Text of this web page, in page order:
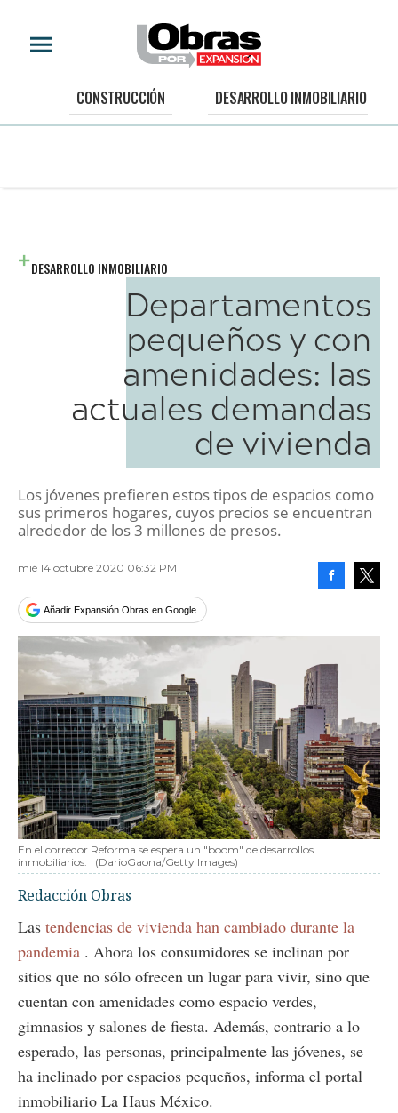
CONSTRUCCIÓN DESARROLLO INMOBILIARIO
DESARROLLO INMOBILIARIO
Departamentos
pequeños y con
amenidades: las
actuales demandas
de vivienda
Los jóvenes prefieren estos tipos de espacios como
sus primeros hogares, cuyos precios se encuentran
alrededor de los 3 millones de presos.
mié 14 octubre 2020 06:32 PM
Añadir Expansión Obras en Google
En el corredor Reforma se espera un "boom" de desarrollos
inmobiliarios.
(DarioGaona/Getty Images)
Redacción Obras
Las tendencias de vivienda han cambiado durante la
pandemia . Ahora los consumidores se inclinan por
sitios que no sólo ofrecen un lugar para vivir, sino que
cuentan con amenidades como espacio verdes,
gimnasios y salones de fiesta. Además, contrario a lo
esperado, las personas, principalmente las jóvenes, se
ha inclinado por espacios pequeños, informa el portal
inmobiliario La Haus México.